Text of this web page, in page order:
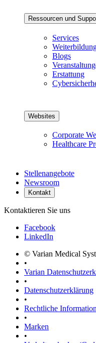
Ressourcen und
Services
Blogs
Erstattung
Websites
Corporate
Healthcare
Stellenangebote
Newsroom
Kontakt
Kontaktieren Sie uns
Facebook
LinkedIn
© Varian Medical
•
Varian
•
Datenschutzerklärung
•
Rechtliche
•
Marken
•